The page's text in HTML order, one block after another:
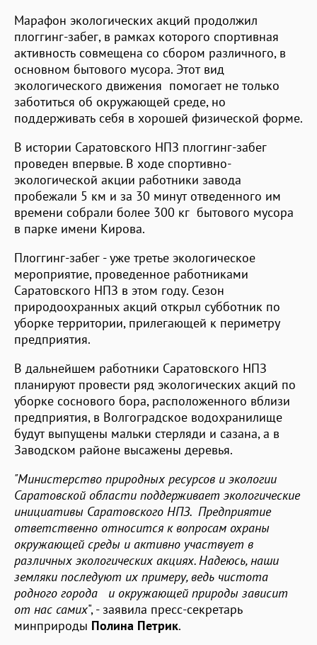
Марафон экологических акций продолжил
плоггинг-забег, в рамках которого спортивная
активность совмещена со сбором различного, в
основном бытового мусора. Этот вид
экологического движения помогает не только
заботиться об окружающей среде, но
поддерживать себя в хорошей физической форме.
В истории Саратовского НПЗ плоггинг-забег
проведен впервые. В ходе спортивно-
экологической акции работники завода
пробежали 5 км и за 30 минут отведенного им
времени собрали более 300 кг бытового мусора
в парке имени Кирова.
Плоггинг-забег - уже третье экологическое
мероприятие, проведенное работниками
Саратовского НПЗ в этом году. Сезон
природоохранных акций открыл субботник по
уборке территории, прилегающей к периметру
предприятия.
В дальнейшем работники Саратовского НПЗ
планируют провести ряд экологических акций по
уборке соснового бора, расположенного вблизи
предприятия, в Волгоградское водохранилище
будут выпущены мальки стерляди и сазана, а в
Заводском районе высажены деревья.
"Министерство природных ресурсов и экологии
Саратовской области поддерживает экологические
инициативы Саратовского НПЗ. Предприятие
ответственно относится к вопросам охраны
окружающей среды и активно участвует в
различных экологических акциях. Надеюсь, наши
земляки последуют их примеру, ведь чистота
родного города и окружающей природы зависит
от нас самих", - заявила пресс-секретарь
минприроды Полина Петрик.